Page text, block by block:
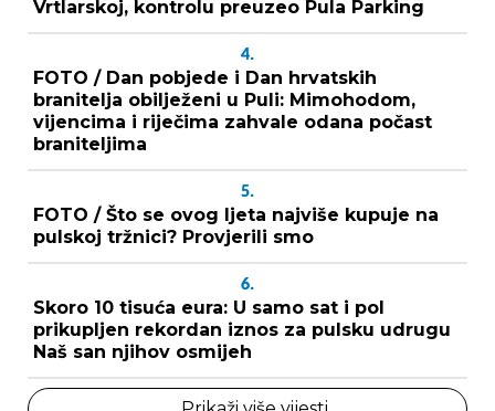
Vrtlarskoj, kontrolu preuzeo Pula Parking
4.
FOTO / Dan pobjede i Dan hrvatskih
branitelja obilježeni u Puli: Mimohodom,
vijencima i riječima zahvale odana počast
braniteljima
5.
FOTO / Što se ovog ljeta najviše kupuje na
pulskoj tržnici? Provjerili smo
6.
Skoro 10 tisuća eura: U samo sat i pol
prikupljen rekordan iznos za pulsku udrugu
Naš san njihov osmijeh